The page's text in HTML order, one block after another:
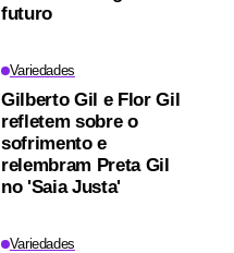
futuro
Variedades
Gilberto Gil e Flor Gil
refletem sobre o
sofrimento e
relembram Preta Gil
no 'Saia Justa'
Variedades